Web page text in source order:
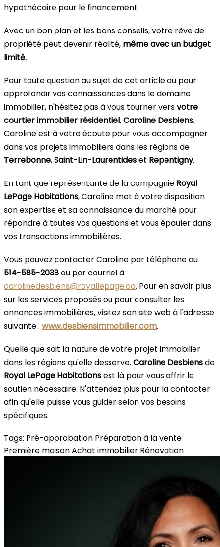
hypothécaire pour le financement.
Avec un bon plan et les bons conseils, votre rêve de
propriété peut devenir réalité, même avec un budget
limité.
Pour toute question au sujet de cet article ou pour
approfondir vos connaissances dans le domaine
immobilier, n'hésitez pas à vous tourner versvotre
courtier immobilier résidentiel,Caroline Desbiens.
Caroline est à votre écoute pour vous accompagner
dans vos projets immobiliers dans les régions de
Terrebonne,Saint-Lin-Laurentideset Repentigny.
En tant que représentante de la compagnie Royal
LePage Habitations, Caroline met à votre disposition
son expertise et sa connaissance du marché pour
répondre à toutes vos questions et vous épauler dans
vos transactions immobilières.
Vous pouvez contacter Caroline par téléphone au
514-585-2038ou par courriel à
carolinedesbiens@royallepage.ca. Pour en savoir plus
sur les services proposés ou pour consulter les
annonces immobilières, visitez son site web à l'adresse
suivante : www.desbiensimmobilier.com.
Quelle que soit la nature de votre projet immobilier
dans les régions qu'elle desserve,Caroline Desbiensde
Royal LePage Habitationsest là pour vous offrir le
soutien nécessaire. N'attendez plus pour la contacter
afin qu'elle puisse vous guider selon vos besoins
spécifiques.
Tags: Pré-approbation Préparation à la vente
Première maisonAchat immobilier Rénovation